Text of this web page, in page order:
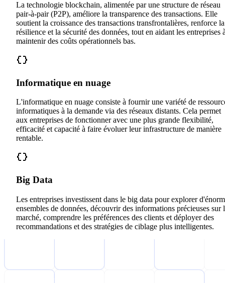
La technologie blockchain, alimentée par une structure de réseau
pair-à-pair (P2P), améliore la transparence des transactions. Elle
soutient la croissance des transactions transfrontalières, renforce la
résilience et la sécurité des données, tout en aidant les entreprises
maintenir des coûts opérationnels bas.
Informatique en nuage
L'informatique en nuage consiste à fournir une variété de
informatiques à la demande via des réseaux distants. Cela permet
aux entreprises de fonctionner avec une plus grande flexibilité,
efficacité et capacité à faire évoluer leur infrastructure de manière
rentable.
Big Data
Les entreprises investissent dans le big data pour explorer
ensembles de données, découvrir des informations précieuses sur
marché, comprendre les préférences des clients et déployer des
recommandations et des stratégies de ciblage plus intelligentes.